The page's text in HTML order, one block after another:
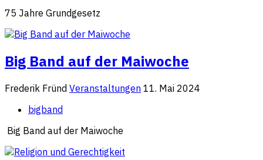
75 Jahre Grundgesetz
Big Band auf der Maiwoche
Frederik Fründ Veranstaltungen 11. Mai 2024
bigband
Big Band auf der Maiwoche